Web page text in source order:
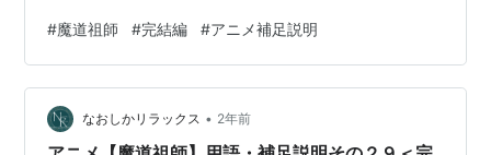
温氏を助けて乱葬崗へ ＜金鱗台＞ 藍忘機「兄上、ある者
を雲深不知処に連れ帰りたいのです」 藍曦臣「雲深不知
処に連れ帰る？」 藍忘機「連れて帰り・・隠します」 藍
忘機「しかし、彼はそれを望まないのです」 藍曦臣は思
わず目を見開いた。この弟は母が他界してから一層物憂
#魔道祖師 #完結編 #アニメ補足説明
なおしかリラックス • 2年前